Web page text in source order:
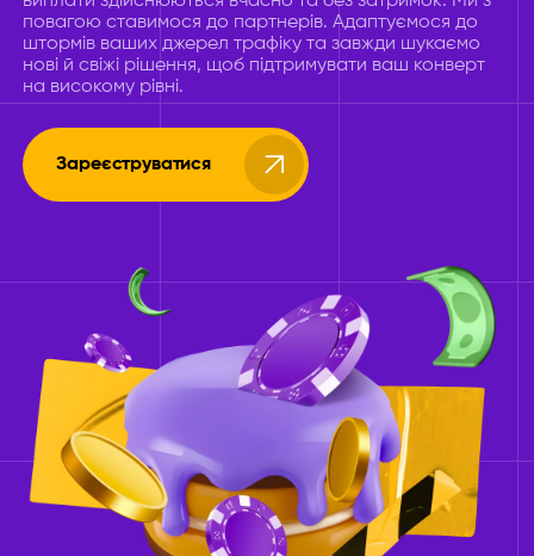
повагою ставимося до партнерів. Адаптуємося до
штормів ваших джерел трафіку та завжди шукаємо
нові й свіжі рішення, щоб підтримувати ваш конверт
на високому рівні.
Зареєструватися